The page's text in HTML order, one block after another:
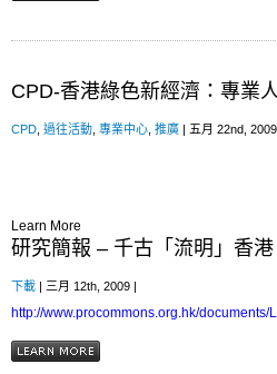
CPD-香港綠色新經濟：專業
CPD 過往活動 專業中心 推廣 | 五月 22nd,
Learn More
研究簡報 – 千古「流明」香
下載 | 三月 12th, 2009 |
http://www.procommons.org.hk/